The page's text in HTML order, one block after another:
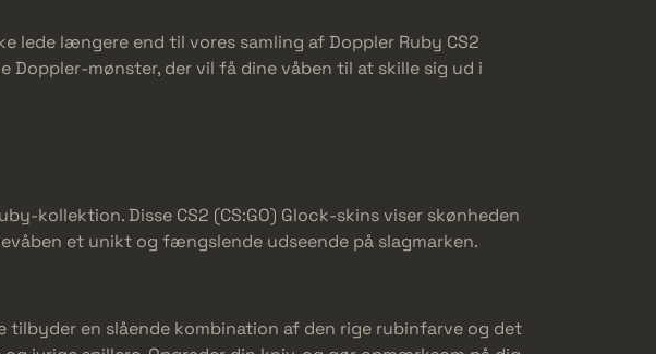
lede længere end til vores samling af Doppler Ruby CS2
Doppler-mønster, der vil få dine våben til at skille sig ud i
kollektion. Disse CS2 (CS:GO) Glock-skins viser skønheden
et unikt og fængslende udseende på slagmarken.
tilbyder en slående kombination af den rige rubinfarve og det